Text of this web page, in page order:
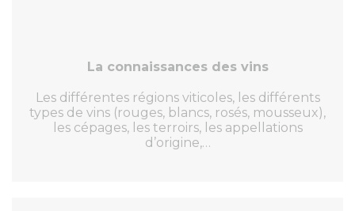
La connaissances des vins
Les différentes régions viticoles, les différents
types de vins (rouges, blancs, rosés, mousseux),
les cépages, les terroirs, les appellations
d’origine,…